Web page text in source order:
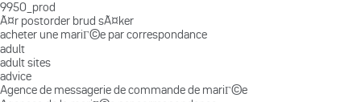
9950_prod
Ã¤r postorder brud sÃ¤ker
acheter une mariГ©e par correspondance
adult
adult sites
advice
Agence de messagerie de commande de mariГ©e